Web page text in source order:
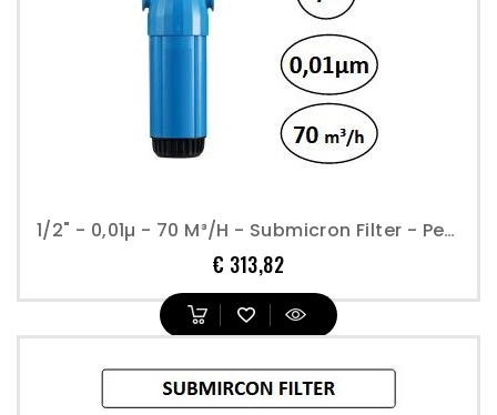
1/2" - 0,01µ - 70 M³/h - Submicron Filter - Perslucht
€ 313,82Prijs